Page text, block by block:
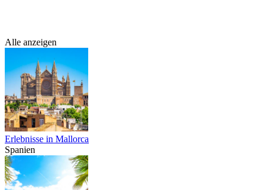
Alle anzeigen
Erlebnisse in Mallorca
Spanien